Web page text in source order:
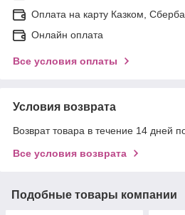
Оплата на карту Казком,
Онлайн оплата
Все условия оплаты
Условия возврата
Возврат товара в течение 14 дней
Все условия возврата
Подобные товары компании